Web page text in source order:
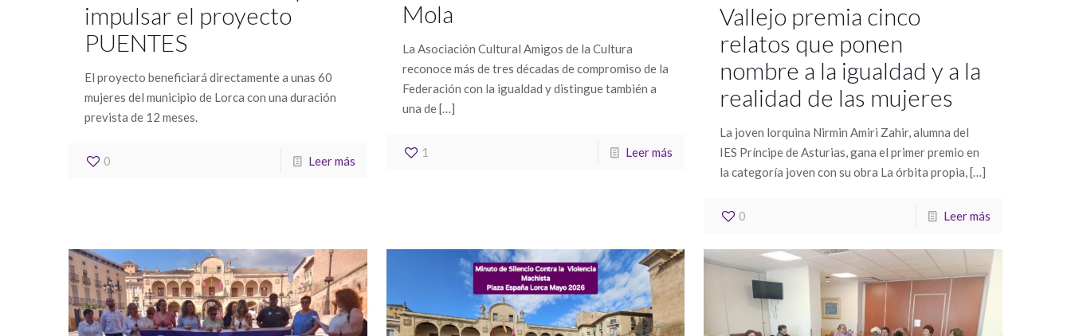
impulsar el proyecto
PUENTES
El proyecto beneficiará directamente a unas 60
mujeres del municipio de Lorca con una duración
prevista de 12 meses.
0 Leer más
Mola
La Asociación Cultural Amigos de la Cultura
reconoce más de tres décadas de compromiso de la
Federación con la igualdad y distingue también a
una de[…]
1 Leer más
Vallejo premia cinco
relatos que ponen
nombre a la igualdad y a la
realidad de las mujeres
La joven lorquina Nirmin Amiri Zahir, alumna del
IES Príncipe de Asturias, gana el primer premio en
la categoría joven con su obra La órbita propia,[…]
0 Leer más